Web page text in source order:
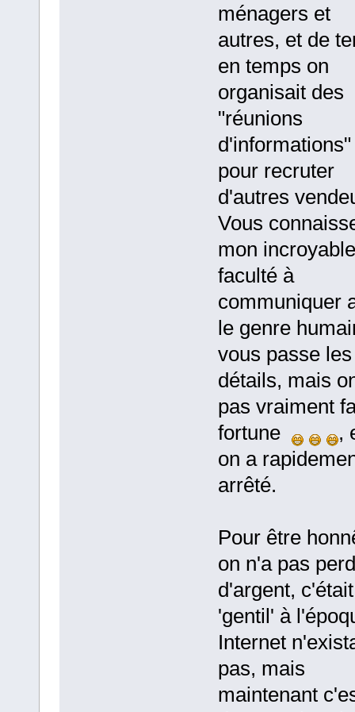
ménagers et
autres, et de
en temps on
organisait des
"réunions
d'informations"
pour recruter
d'autres
Vous
mon incroyable
faculté à
communiquer
le genre
vous passe les
détails, mais
pas vraiment
fortune
,
on a
arrêté.
Pour être
on n'a pas
d'argent, c'était
'gentil' à
Internet
pas, mais
maintenant